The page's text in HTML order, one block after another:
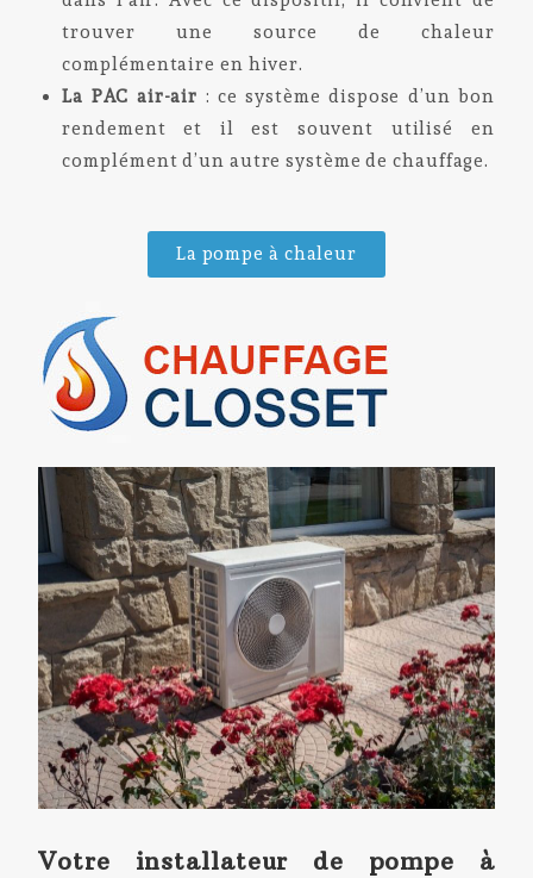
trouver une source de chaleur
complémentaire en hiver.
La PAC air-air : ce système dispose d’un bon
rendement et il est souvent utilisé en
complément d’un autre système de chauffage.
La pompe à chaleur
Votre installateur de pompe à